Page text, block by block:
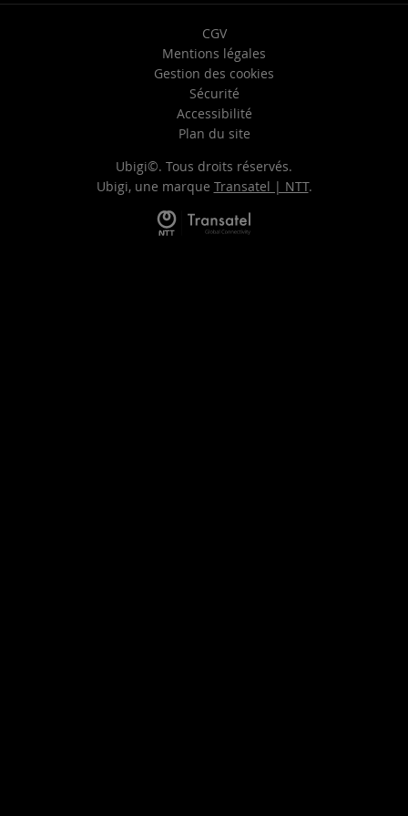
CGV
Mentions légales
Gestion des cookies
Sécurité
Accessibilité
Plan du site
Ubigi©. Tous droits réservés.
Ubigi, une marque Transatel | NTT.